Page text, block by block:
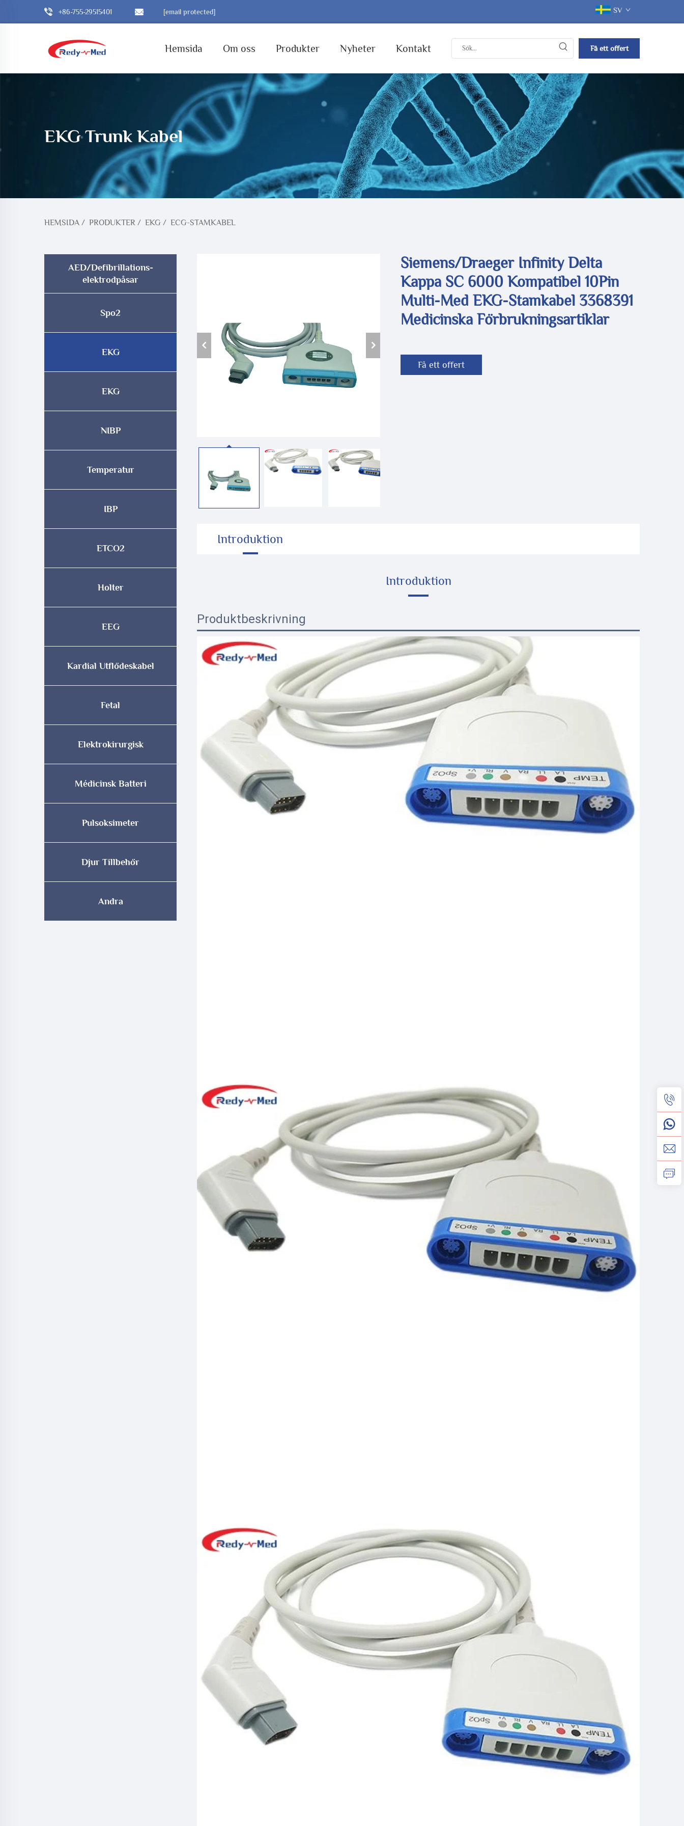
+86-755-29515401 [email protected] SV
Hemsida Om oss Produkter Nyheter Kontakt Få ett offert
EKG Trunk Kabel
HEMSIDA/ PRODUKTER / EKG / ECG-STAMKABEL
AED/Defibrillations-
elektrodpåsar
Spo2
EKG
EKG
NIBP
Temperatur
IBP
ETCO2
Holter
EEG
Kardial Utflödeskabel
Fetal
Elektrokirurgisk
Médicinsk Batteri
Pulsoksimeter
Djur Tillbehör
Andra
Siemens/Draeger Infinity Delta
Kappa SC 6000 Kompatibel 10Pin
Multi-Med EKG-Stamkabel 3368391
Medicinska Förbrukningsartiklar
Få ett offert
Introduktion
Introduktion
Produktbeskrivning